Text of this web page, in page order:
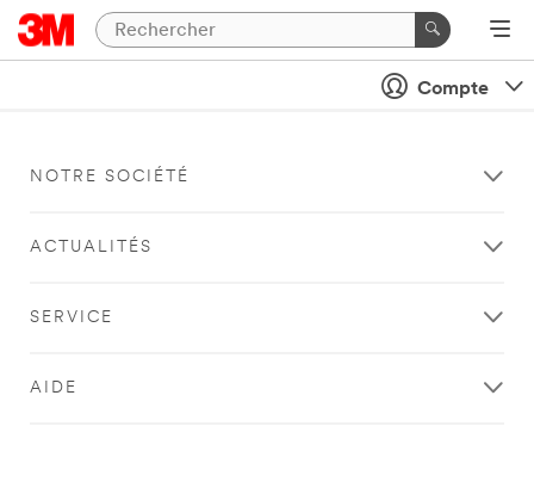
Compte
NOTRE SOCIÉTÉ
ACTUALITÉS
SERVICE
AIDE